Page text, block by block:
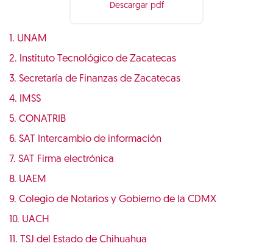
Descargar pdf
1. UNAM
2. Instituto Tecnológico de Zacatecas
3. Secretaría de Finanzas de Zacatecas
4. IMSS
5. CONATRIB
6. SAT Intercambio de información
7. SAT Firma electrónica
8. UAEM
9. Colegio de Notarios y Gobierno de la CDMX
10. UACH
11. TSJ del Estado de Chihuahua